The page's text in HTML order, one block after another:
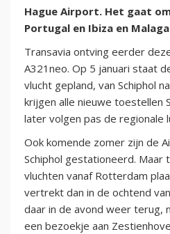
Hague Airport. Het gaat
Portugal en Ibiza en
Transavia ontving eerder
A321neo. Op 5 januari staat
vlucht gepland, van Schiphol
krijgen alle nieuwe toestellen
later volgen pas de regionale
Ook komende zomer zijn de
Schiphol gestationeerd. Maar
vluchten vanaf Rotterdam
vertrekt dan in de ochtend
daar in de avond weer terug,
een bezoekje aan